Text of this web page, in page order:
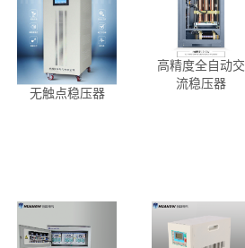
无触点稳压器
高精度全自动交
流稳压器